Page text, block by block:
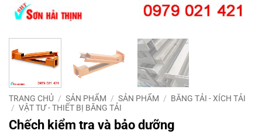
TRANG CHỦ / SẢN PHẨM / SẢN PHẨM / BĂNG TẢI - XÍCH TẢI
/ VẬT TƯ - THIẾT BỊ BĂNG TẢI
Chếch kiểm tra và bảo dưỡng